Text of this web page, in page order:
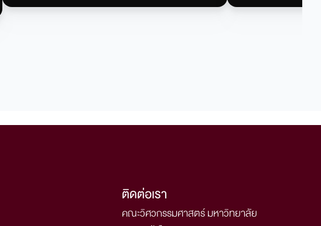
ติดต่อเรา
คณะวิศวกรรมศาสตร์ มหาวิทยาลัย